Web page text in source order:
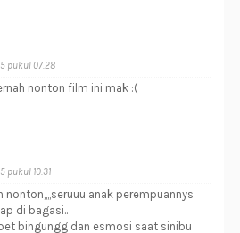
pukul 07.28
nonton film ini mak :(
pukul 10.31
nonton,,,,seruuu anak perempuannys
di bagasi..
bingungg dan esmosi saat sinibu